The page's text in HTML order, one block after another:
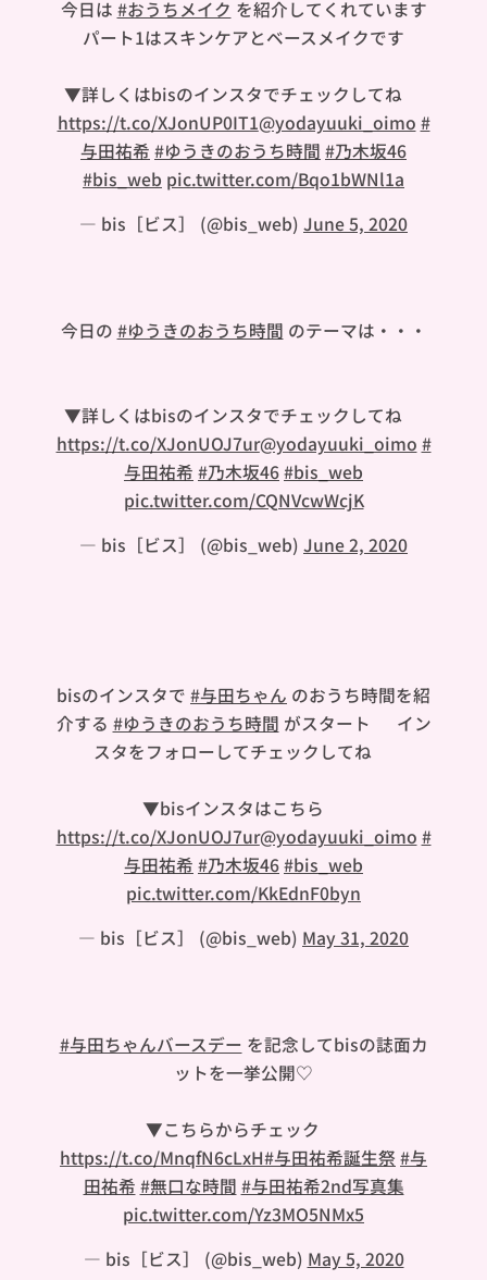
今日は #おうちメイク を紹介してくれています
✨パート1はスキンケアとベースメイクです💄
▼詳しくはbisのインスタでチェックしてね❣️
https://t.co/XJonUP0IT1@yodayuuki_oimo #
与田祐希 #ゆうきのおうち時間 #乃木坂46
#bis_web pic.twitter.com/Bqo1bWNl1a
— bis［ビス］ (@bis_web) June 5, 2020
今日の #ゆうきのおうち時間 のテーマは・・・
▼詳しくはbisのインスタでチェックしてね❣️
https://t.co/XJonUOJ7ur@yodayuuki_oimo #
与田祐希 #乃木坂46#bis_web
pic.twitter.com/CQNVcwWcjK
— bis［ビス］ (@bis_web) June 2, 2020
bisのインスタで #与田ちゃん のおうち時間を紹
介する #ゆうきのおうち時間 がスタート🐼 イン
スタをフォローしてチェックしてね❤︎
▼bisインスタはこちら🍠
https://t.co/XJonUOJ7ur@yodayuuki_oimo #
与田祐希 #乃木坂46#bis_web
pic.twitter.com/KkEdnF0byn
— bis［ビス］ (@bis_web) May 31, 2020
#与田ちゃんバースデー を記念してbisの誌面カ
ットを一挙公開♡
▼こちらからチェック❤︎
https://t.co/MnqfN6cLxH#与田祐希誕生祭 #与
田祐希 #無口な時間 #与田祐希2nd写真集
pic.twitter.com/Yz3MO5NMx5
— bis［ビス］ (@bis_web) May 5, 2020